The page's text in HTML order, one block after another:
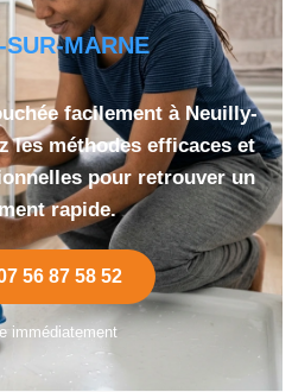
SUR-MARNE
facilement à Neuilly-
les méthodes efficaces et
pour retrouver un
rapide.
56 87 58 52
immédiatement